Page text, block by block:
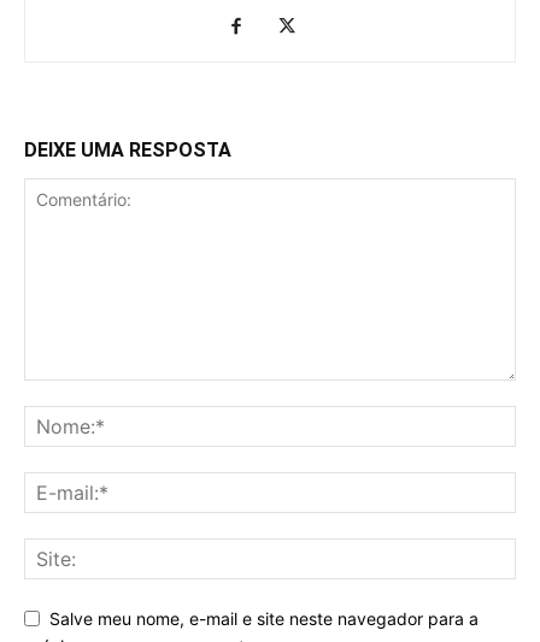
DEIXE UMA RESPOSTA
Salve meu nome, e-mail e site neste navegador para a